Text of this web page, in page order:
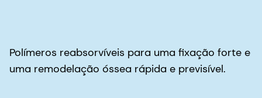
Polímeros reabsorvíveis para uma fixação forte e
uma remodelação óssea rápida e previsível.